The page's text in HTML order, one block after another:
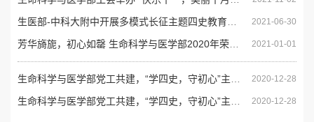
2021-06-30
2021-01-01
2020-12-28
2020-12-28